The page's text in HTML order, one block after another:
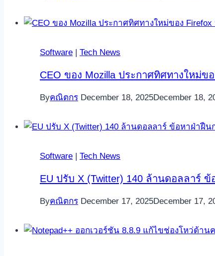
Software Tech News
CEO ของ Mozilla ประกาศทิศทางใหม่ข
Byคณิตกร December 18, 2025December 18,
Software | Tech News
EU ปรับ X (Twitter) 140 ล้านดอลลาร์
Byคณิตกร December 17, 2025December 17,